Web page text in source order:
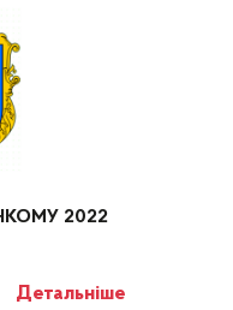
2022
Детальніше